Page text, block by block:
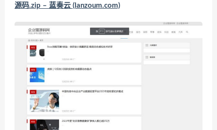
源码.zip – 蓝奏云 (lanzoum.com)